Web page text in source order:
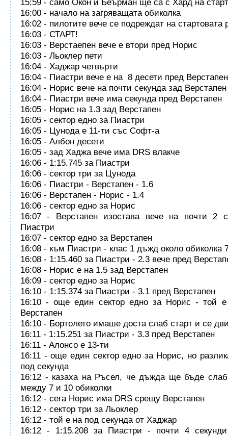
15:59 - само Окон и Беърман ще са с Хард на
16:00 - начало на загряващата обиколка
16:02 - пилотите вече се подреждат на стартовата
16:03 - СТАРТ!
16:03 - Верстаепен вече е втори пред Норис
16:03 - Льоклер пети
16:04 - Хаджар четвърти
16:04 - Пиастри вече е на 8 десети пред Верстапен
16:04 - Норис вече на почти секунда зад Верстапен
16:04 - Пиастри вече има секунда пред Верстапен
16:05 - Норис на 1.3 зад Верстапен
16:05 - сектор едно за Пиастри
16:05 - Цунода е 11-ти със Софт-а
16:05 - Албон десети
16:05 - зад Хаджа вече има DRS влакче
16:06 - 1:15.745 за Пиастри
16:06 - сектор три за Цунода
16:06 - Пиастри - Верстапен - 1.6
16:06 - Верстапен - Норис - 1.4
16:06 - сектор едно за Норис
16:07 - Верстапен изостава вече на почти 2
Пиастри
16:07 - сектор едно за Верстапен
16:08 - към Пиастри - клас 1 дъжд около обиколка
16:08 - 1:15.460 за Пиастри - 2.3 вече пред
16:08 - Норис е на 1.5 зад Верстапен
16:09 - сектор едно за Норис
16:10 - 1:15.374 за Пиастри - 3.1 пред Верстапен
16:10 - още един сектор едно за Норис - той
Верстапен
16:10 - Бортолето имаше доста слаб старт и се
16:11 - 1:15.251 за Пиастри - 3.3 пред Верстапен
16:11 - Алонсо е 13-ти
16:11 - още един сектор едно за Норис, но
под секунда
16:12 - казаха на Ръсел, че дъжда ще бъде
между 7 и 10 обиколки
16:12 - сега Норис има DRS срещу Верстапен
16:12 - сектор три за Льоклер
16:12 - той е на под секунда от Хаджар
16:12 - 1:15.208 за Пиастри - почти 4